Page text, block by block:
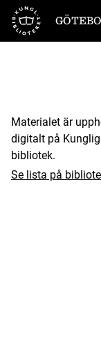
Till startsidan
Materialet är
digitalt på
bibliotek.
Se lista på